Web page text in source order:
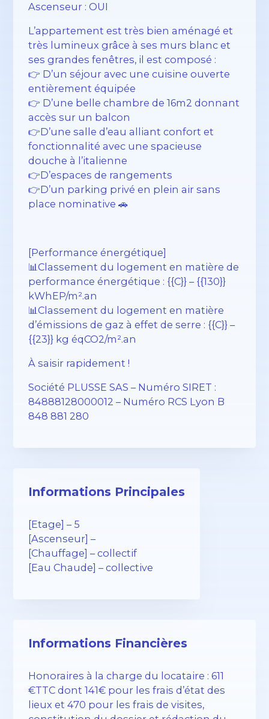
Ascenseur : OUI
L’appartement est très bien aménagé et
très lumineux grâce à ses murs blanc et
ses grandes fenêtres, il est composé :
👉 D’un séjour avec une cuisine ouverte
entièrement équipée
👉 D’une belle chambre de 16m2 donnant
accès sur un balcon
👉D’une salle d’eau alliant confort et
fonctionnalité avec une spacieuse
douche à l’italienne
👉D’espaces de rangements
👉D’un parking privé en plein air sans
place nominative 🚗
[Performance énergétique]
📊Classement du logement en matière de
performance énergétique : {{C}} – {{130}}
kWhEP/m².an
📊Classement du logement en matière
d’émissions de gaz à effet de serre : {{C}} –
{{23}} kg éqCO2/m².an
À saisir rapidement !
Société PLUSSE SAS – ​​Numéro SIRET :
84888128000012 – Numéro RCS Lyon B
848 881 280
Informations Principales
[Etage] – 5
[Ascenseur] –
[Chauffage] – collectif
[Eau Chaude] – collective
Informations Financières
Honoraires à la charge du locataire : 611
€TTC dont 141€ pour les frais d’état des
lieux et 470 pour les frais de visites,